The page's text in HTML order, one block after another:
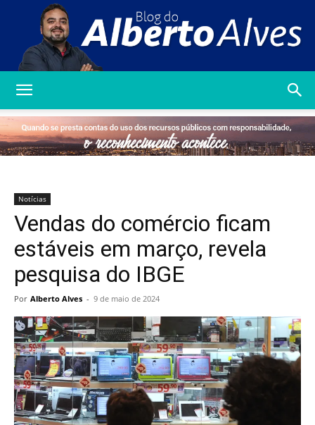
Alberto
Notícias
Vendas do comércio ficam
estáveis em março, revela
pesquisa do IBGE
Por Alberto Alves - 9 de maio de 2024